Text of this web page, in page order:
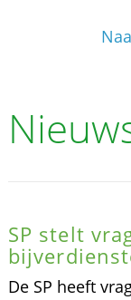
SP stelt
De SP heeft